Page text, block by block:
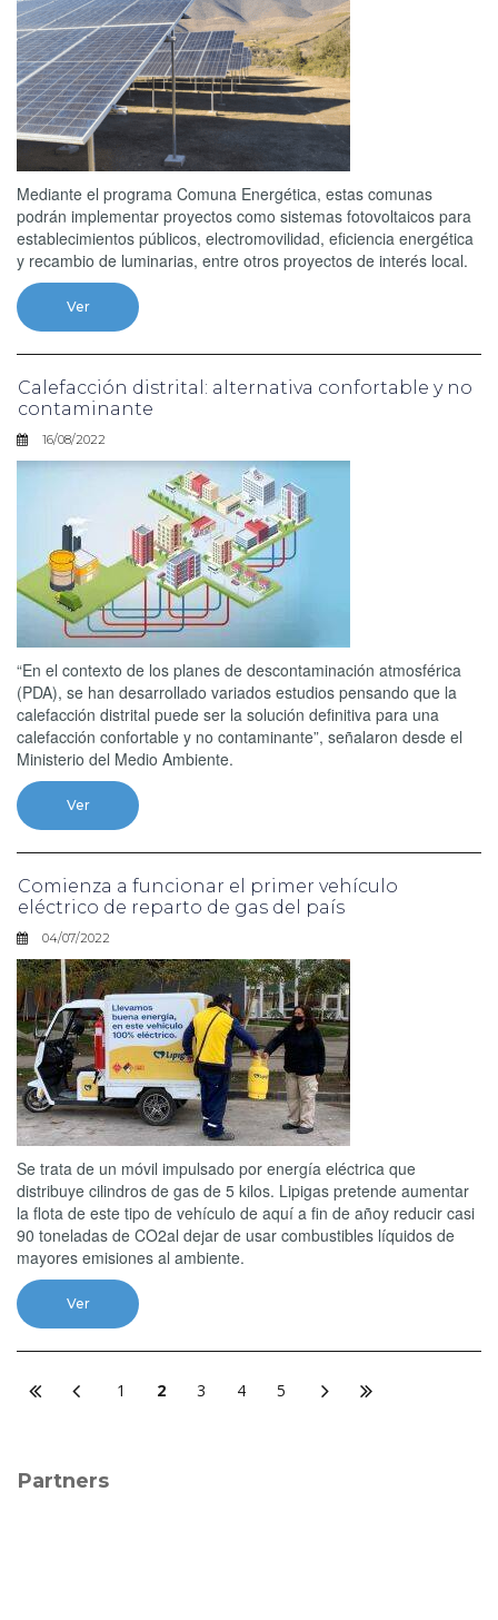
Mediante el programa Comuna Energética, estas comunas
podrán implementar proyectos como sistemas fotovoltaicos para
establecimientos públicos, electromovilidad, eficiencia energética
y recambio de luminarias, entre otros proyectos de interés local.
Ver
Calefacción distrital: alternativa confortable y no
contaminante
16/08/2022
“En el contexto de los planes de descontaminación atmosférica
(PDA), se han desarrollado variados estudios pensando que la
calefacción distrital puede ser la solución definitiva para una
calefacción confortable y no contaminante”, señalaron desde el
Ministerio del Medio Ambiente.
Ver
Comienza a funcionar el primer vehículo
eléctrico de reparto de gas del país
04/07/2022
Se trata de un móvil impulsado por energía eléctrica que
distribuye cilindros de gas de 5 kilos. Lipigas pretende aumentar
la flota de este tipo de vehículo de aquí a fin de añoy reducir casi
90 toneladas de CO2al dejar de usar combustibles líquidos de
mayores emisiones al ambiente.
Ver
1 2 3 4 5
Partners